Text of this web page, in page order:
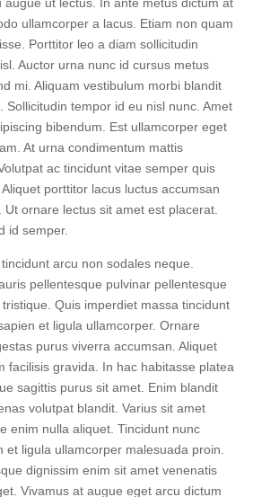
volutpat lacus laoreet non. Eu ultrices
augue ut lectus. In ante metus dictum at
ullamcorper a lacus. Etiam non quam
Porttitor leo a diam sollicitudin
Auctor urna nunc id cursus metus
mi. Aliquam vestibulum morbi blandit
Sollicitudin tempor id eu nisl nunc. Amet
bibendum. Est ullamcorper eget
At urna condimentum mattis
ac tincidunt vitae semper quis
porttitor lacus luctus accumsan
ornare lectus sit amet est placerat.
id semper.
arcu non sodales neque.
pellentesque pulvinar pellentesque
Quis imperdiet massa tincidunt
et ligula ullamcorper. Ornare
purus viverra accumsan. Aliquet
facilisis gravida. In hac habitasse platea
sagittis purus sit amet. Enim blandit
volutpat blandit. Varius sit amet
enim nulla aliquet. Tincidunt nunc
et ligula ullamcorper malesuada proin.